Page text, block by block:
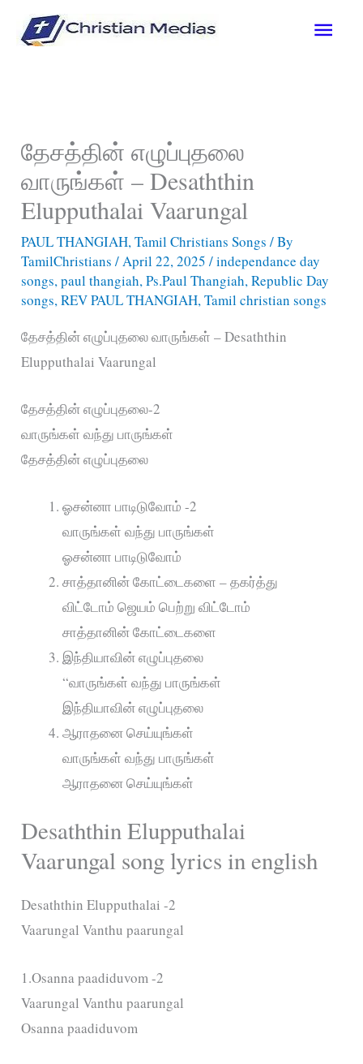
Main
தேசத்தின் எழுப்புதலை
வாருங்கள் – Desaththin
Elupputhalai Vaarungal
PAUL THANGIAH,Tamil Christians Songs / By
TamilChristians/ April 22, 2025/independance day
songs,paul thangiah,Ps.Paul Thangiah,Republic Day
songs,REV PAUL THANGIAH,Tamil christian songs
தேசத்தின் எழுப்புதலை வாருங்கள் – Desaththin
Elupputhalai Vaarungal
தேசத்தின் எழுப்புதலை-2
வாருங்கள் வந்து பாருங்கள்
தேசத்தின் எழுப்புதலை
ஓசன்னா பாடிடுவோம் -2
வாருங்கள் வந்து பாருங்கள்
ஓசன்னா பாடிடுவோம்
சாத்தானின் கோட்டைகளை – தகர்த்து
விட்டோம் ஜெயம் பெற்று விட்டோம்
சாத்தானின் கோட்டைகளை
இந்தியாவின் எழுப்புதலை
“வாருங்கள் வந்து பாருங்கள்
இந்தியாவின் எழுப்புதலை
ஆராதனை செய்யுங்கள்
வாருங்கள் வந்து பாருங்கள்
ஆராதனை செய்யுங்கள்
Desaththin Elupputhalai
Vaarungal song lyrics in english
Desaththin Elupputhalai -2
Vaarungal Vanthu paarungal
1.Osanna paadiduvom -2
Vaarungal Vanthu paarungal
Osanna paadiduvom